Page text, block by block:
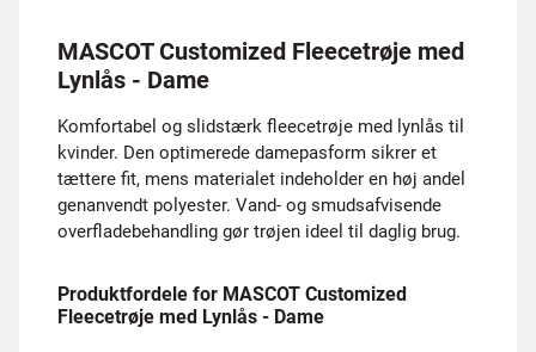
MASCOT Customized Fleecetrøje med
Lynlås - Dame
Komfortabel og slidstærk fleecetrøje med lynlås til
kvinder. Den optimerede damepasform sikrer et
tættere fit, mens materialet indeholder en høj andel
genanvendt polyester. Vand- og smudsafvisende
overfladebehandling gør trøjen ideel til daglig brug.
Produktfordele for MASCOT Customized
Fleecetrøje med Lynlås - Dame